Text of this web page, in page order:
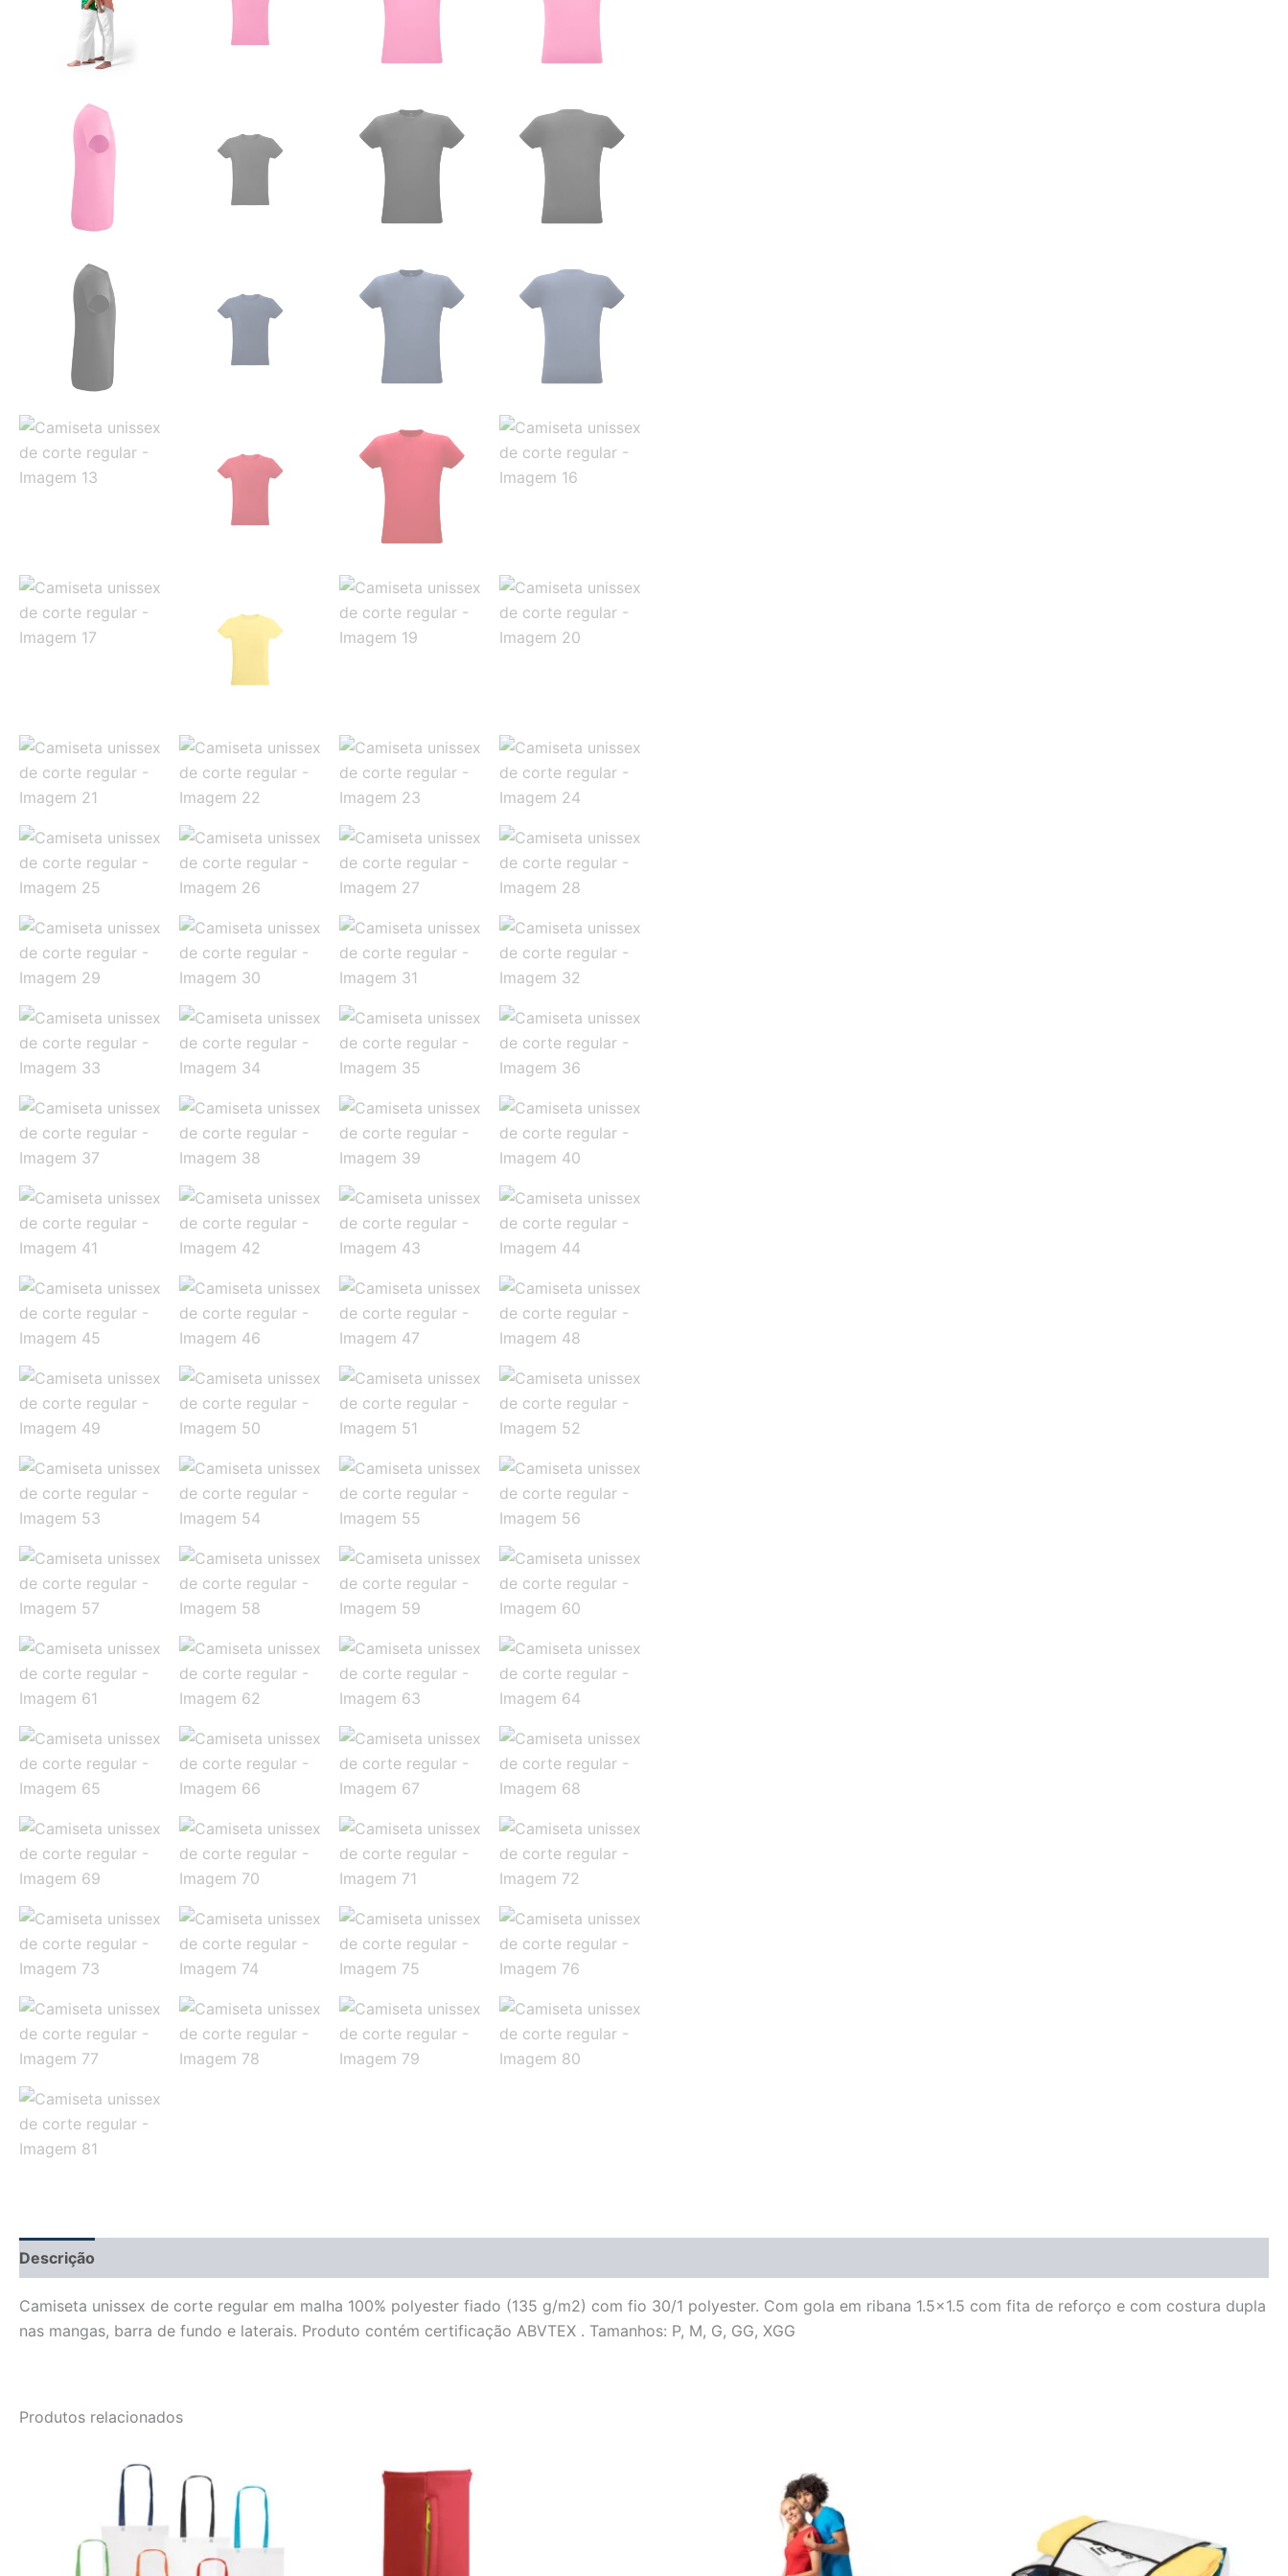
Descrição
Camiseta unissex de corte regular em malha 100% polyester fiado (135 g/m2) com fio 30/1 polyester. Com gola em ribana 1.5×1.5 com fita de reforço e com costura dupla
nas mangas, barra de fundo e laterais. Produto contém certificação ABVTEX . Tamanhos: P, M, G, GG, XGG
Produtos relacionados